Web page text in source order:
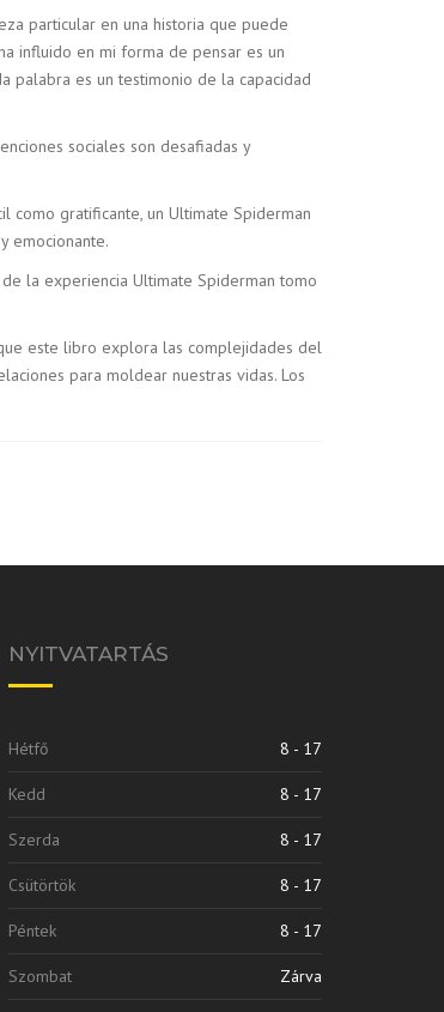
particular en una historia que puede
influido en mi forma de pensar es un
palabra es un testimonio de la capacidad
sociales son desafiadas y
como gratificante, un Ultimate Spiderman
emocionante.
la experiencia Ultimate Spiderman tomo
este libro explora las complejidades del
para moldear nuestras vidas. Los
NYITVATARTÁS
Hétfő 8 - 17
Kedd 8 - 17
Szerda 8 - 17
Csütörtök 8 - 17
Péntek 8 - 17
Szombat Zárva